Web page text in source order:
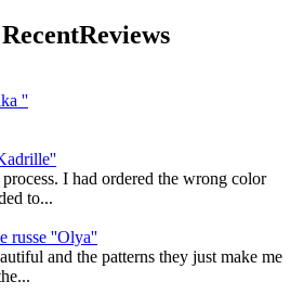
RecentReviews
''
I had ordered the wrong color
to...
russe ''Olya''
and the patterns they just make me